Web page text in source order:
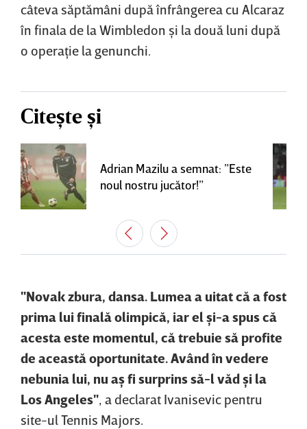
câteva săptămâni după înfrângerea cu Alcaraz
în finala de la Wimbledon şi la două luni după
o operaţie la genunchi.
Citește și
Adrian Mazilu a semnat: ”Este
noul nostru jucător!”
"Novak zbura, dansa. Lumea a uitat că a fost
prima lui finală olimpică, iar el şi-a spus că
acesta este momentul, că trebuie să profite
de această oportunitate. Având în vedere
nebunia lui, nu aş fi surprins să-l văd şi la
Los Angeles", a declarat Ivanisevic pentru
site-ul Tennis Majors.